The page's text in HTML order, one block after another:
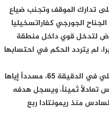
تدارك الموقف وتجنب ضياع
وفي الدقيقة 61، نجح الجناح الجورجي كفاراتسخيليا
لتدخل قوي داخل منطقة
لم يتردد الحكم في احتسابها
انبرى للركلة الفرنسي عثمان ديمبيلي في الدقيقة 65، مسدداً إياها
تعادلاً ثميناً، ويسجل هدفه
منذ ريمونتادا ربع